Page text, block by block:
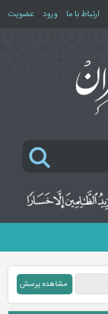
ارتباط با ما ورود عضویت